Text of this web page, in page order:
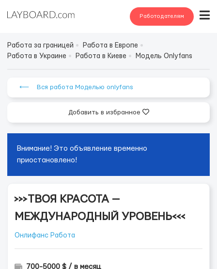
Работодателям
Работа за границей
Работа в Европе
Работа в Украине
Работа в Киеве Модель Onlyfans
⟵ Вся работа Моделью onlyfans
Добавить в избранное
Внимание! Это объявление временно
приостановлено!
>>>ТВОЯ КРАСОТА —
МЕЖДУНАРОДНЫЙ УРОВЕНЬ<<<
Онлифанс Работа
700-5000 $ / в месяц